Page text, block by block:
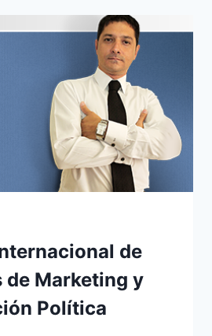
de
de Marketing y
Política